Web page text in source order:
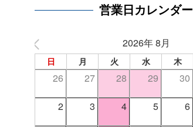
営業日カレンダー
2026年 8月
日 月 火 水 木
26 27 28 29 30
2 3 4 5 6